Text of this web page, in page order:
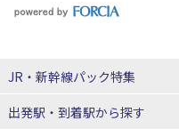
JR・新幹線パック特集
JR・新幹線＋ホテルパック
出発駅・到着駅から探す